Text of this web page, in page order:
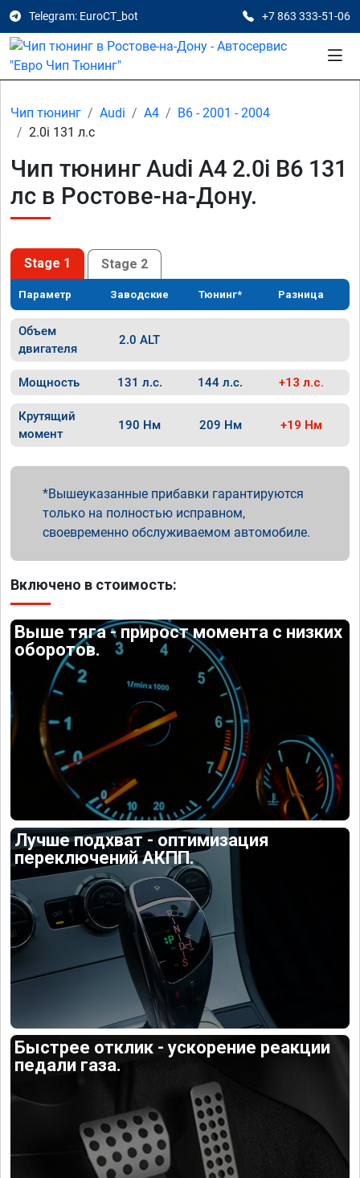
Telegram: EuroCT_bot +7 863 333-51-06
Чип тюнинг Audi A4
B6 - 2001 - 2004
2.0i 131 л.с
Чип тюнинг Audi A4 2.0i B6 131
лс в Ростове-на-Дону.
Stage 1 Stage 2
Параметр Заводские Тюнинг* Разница
Объем
двигателя
2.0 ALT
Мощность 131 л.с. 144 л.с. +13 л.с.
Крутящий
момент
190 Нм 209 Нм +19 Нм
Вышеуказанные прибавки гарантируются
только на полностью исправном,
своевременно обслуживаемом автомобиле.
Включено в стоимость:
Выше тяга - прирост момента с низких
оборотов.
Лучше подхват - оптимизация
переключений АКПП.
Быстрее отклик - ускорение реакции
педали газа.